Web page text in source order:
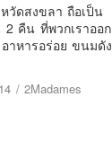
วัดสงขลา ถือเป็น
คืน ที่พวกเราออก
าหารอร่อย ขนมดัง
/ 2Madames